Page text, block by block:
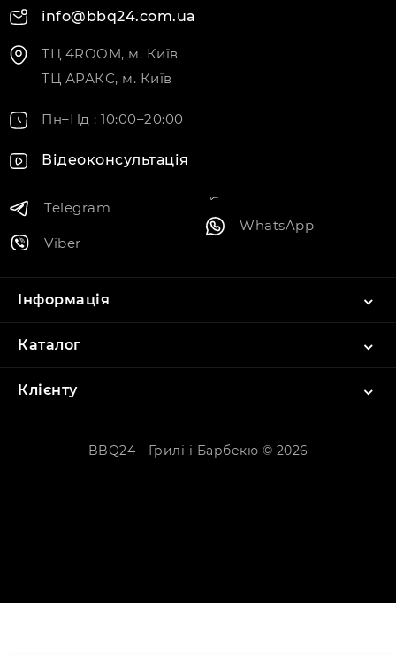
info@bbq24.com.ua
ТЦ 4ROOM, м. Київ
ТЦ АРАКС, м. Київ
Пн–Нд : 10:00–20:00
Відеоконсультація
Telegram
Viber
WhatsApp
Інформація
Каталог
Клієнту
BBQ24 - Грилі і Барбекю © 2026